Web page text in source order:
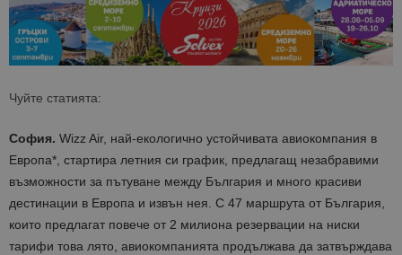
Чуйте статията:
София. Wizz Air, най-екологично устойчивата авиокомпания в
Европа*, стартира летния си график, предлагащ незабравими
възможности за пътуване между България и много красиви
дестинации в Европа и извън нея. С 47 маршрута от България,
които предлагат повече от 2 милиона резервации на ниски
тарифи това лято, авиокомпанията продължава да затвърждава